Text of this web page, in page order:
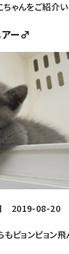
ゃんをご紹介い
アー♂
2019-08-20
ピョンピョン飛